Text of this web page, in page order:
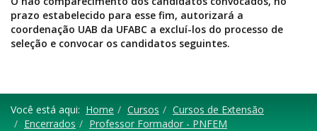
prazo estabelecido para esse fim, autorizará a
coordenação UAB da UFABC a excluí-los do processo de
seleção e convocar os candidatos seguintes.
Você está aqui: Home Cursos
Cursos de Extensão
Encerrados
Professor Formador - PNFEM